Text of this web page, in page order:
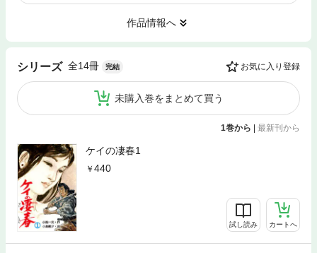
作品情報へ
シリーズ 全14冊 完結 お気に入り登録
未購入巻をまとめて買う
1巻から | 最新刊から
ケイの凄春1
440
試し読み カートへ